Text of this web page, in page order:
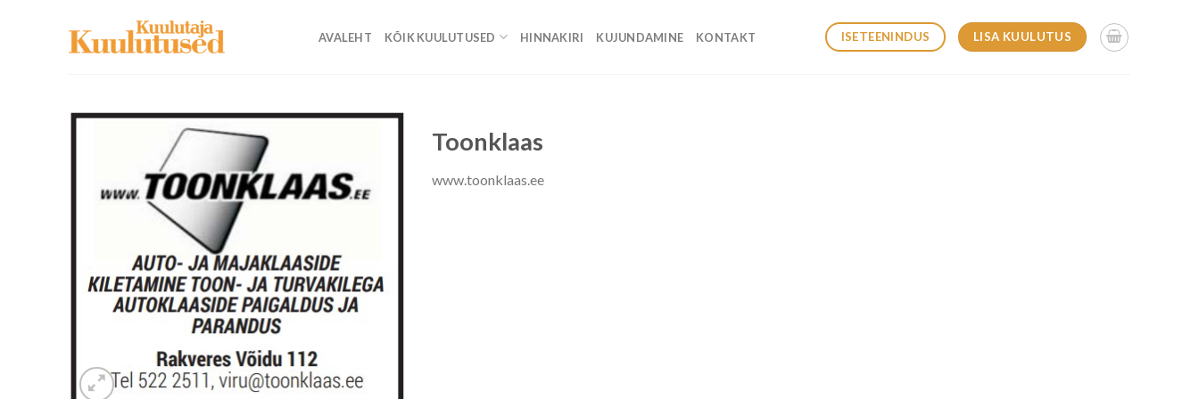
AVALEHT KÕIK KUULUTUSED HINNAKIRI KUJUNDAMINE KONTAKT ISETEENINDUS LISA KUULUTUS
Toonklaas
www.toonklaas.ee